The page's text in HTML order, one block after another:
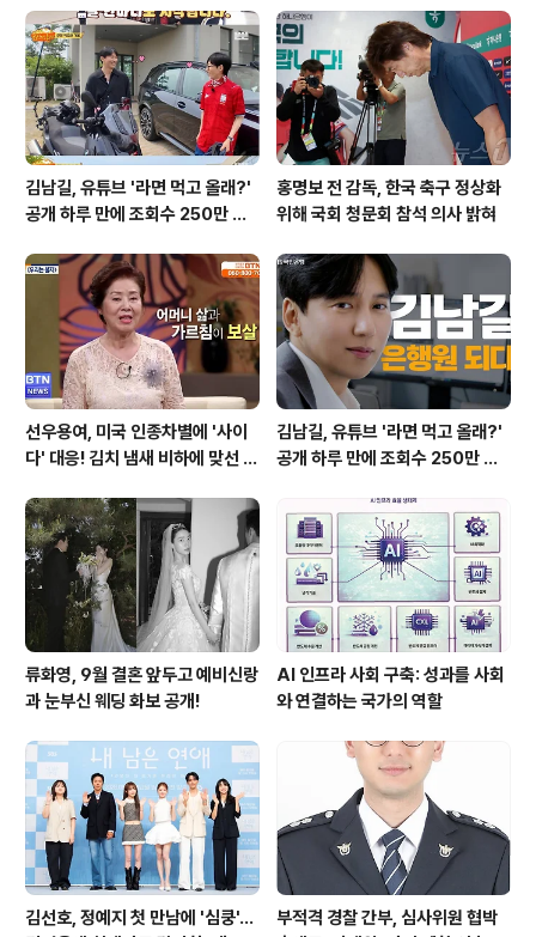
다.장윤정의 꾸준한 자기 관리 비법장윤정은 붓기 완화를
돕는 퀵 마스크팩을 아침과 밤에 꾸준히 사용한다고 밝혔
습니다. 이러한 노력으로 그녀는 철저한 자기 관리 루틴을
유지하고 있습니다. 그녀의 꾸준함은 많은..
김남길, 유튜브 '라면 먹고 올래?'
공개 하루 만에 조회수 250만 돌
홍명보 전 감독, 한국 축구 정상화
위해 국회 청문회 참석 의사 밝혀
선우용여, 미국 인종차별에 '사이
다' 대응! 김치 냄새 비하에 맞선 통
김남길, 유튜브 '라면 먹고 올래?'
공개 하루 만에 조회수 250만 돌
류화영, 9월 결혼 앞두고 예비신랑
과 눈부신 웨딩 화보 공개!
AI 인프라 사회 구축: 성과를 사회
와 연결하는 국가의 역할
김선호, 정예지 첫 만남에 '심쿵'…
부적격 경찰 간부, 심사위원 협박